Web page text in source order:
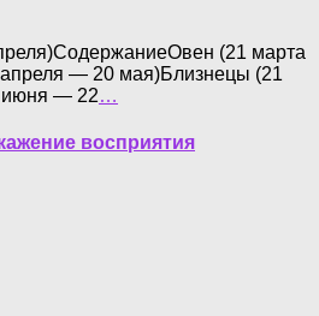
(21 марта
— 20 мая)Близнецы (21
июня — 22…
восприятия